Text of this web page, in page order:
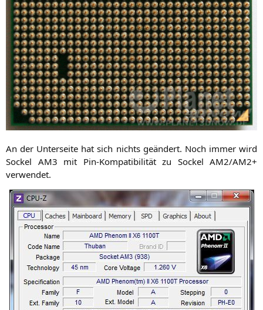
An der Unter­sei­te hat sich nichts geän­dert. Noch immer wird
Sockel AM3 mit Pin-Kom­pa­ti­bi­li­tät zu Sockel AM2/AM2+
verwendet.